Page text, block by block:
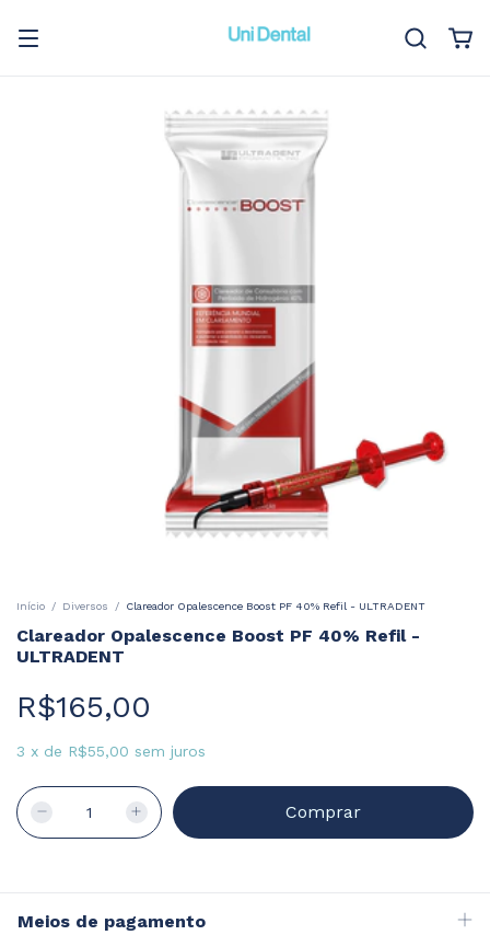
Início / Diversos / Clareador Opalescence Boost PF 40% Refil - ULTRADENT
Clareador Opalescence Boost PF 40% Refil -
ULTRADENT
R$165,00
3 x de R$55,00 sem juros
Meios de pagamento